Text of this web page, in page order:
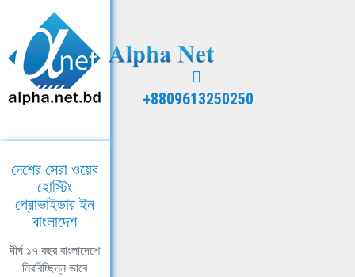
+8809613250250
দেশের সেরা ওয়েব
হোস্টিং
প্রোভাইডার ইন
বাংলাদেশ
দীর্ঘ ১৭ বছর বাংলাদেশে
নিরবিচ্ছিন্ন ভাবে